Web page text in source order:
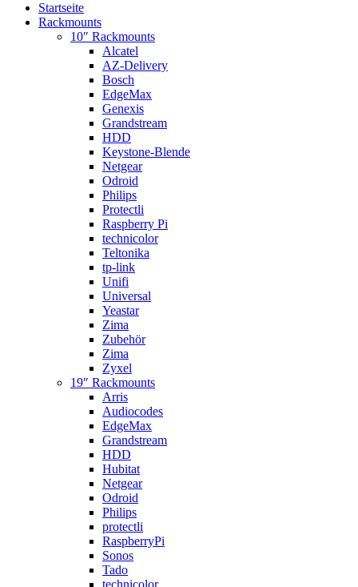
Startseite
Rackmounts
10″ Rackmounts
Alcatel
AZ-Delivery
Bosch
EdgeMax
Genexis
Grandstream
HDD
Keystone-Blende
Netgear
Odroid
Philips
Protectli
Raspberry Pi
technicolor
Teltonika
tp-link
Unifi
Universal
Yeastar
Zima
Zubehör
Zima
Zyxel
19″ Rackmounts
Arris
Audiocodes
EdgeMax
Grandstream
HDD
Hubitat
Netgear
Odroid
Philips
protectli
RaspberryPi
Sonos
Tado